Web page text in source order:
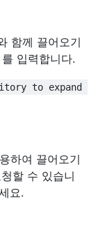
함께 끌어오기
입력합니다.
to expand
하여 끌어오기
할 수 있습니
요.